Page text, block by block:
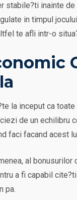
stabile?ti inainte
in timpul
te afli intr-o
la inceput ca
de un echilibru
faci facand acest
al
a fi capabil
pa.